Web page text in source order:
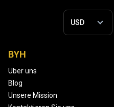
BYH
Über uns
Blog
Unsere Mission